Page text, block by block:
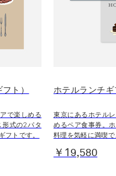
ト）
で楽しめる
式の2パタ
フトです。
ホテルランチギ
東京にあるホテル
めるペア食事券。
料理を気軽に満喫
￥19,580